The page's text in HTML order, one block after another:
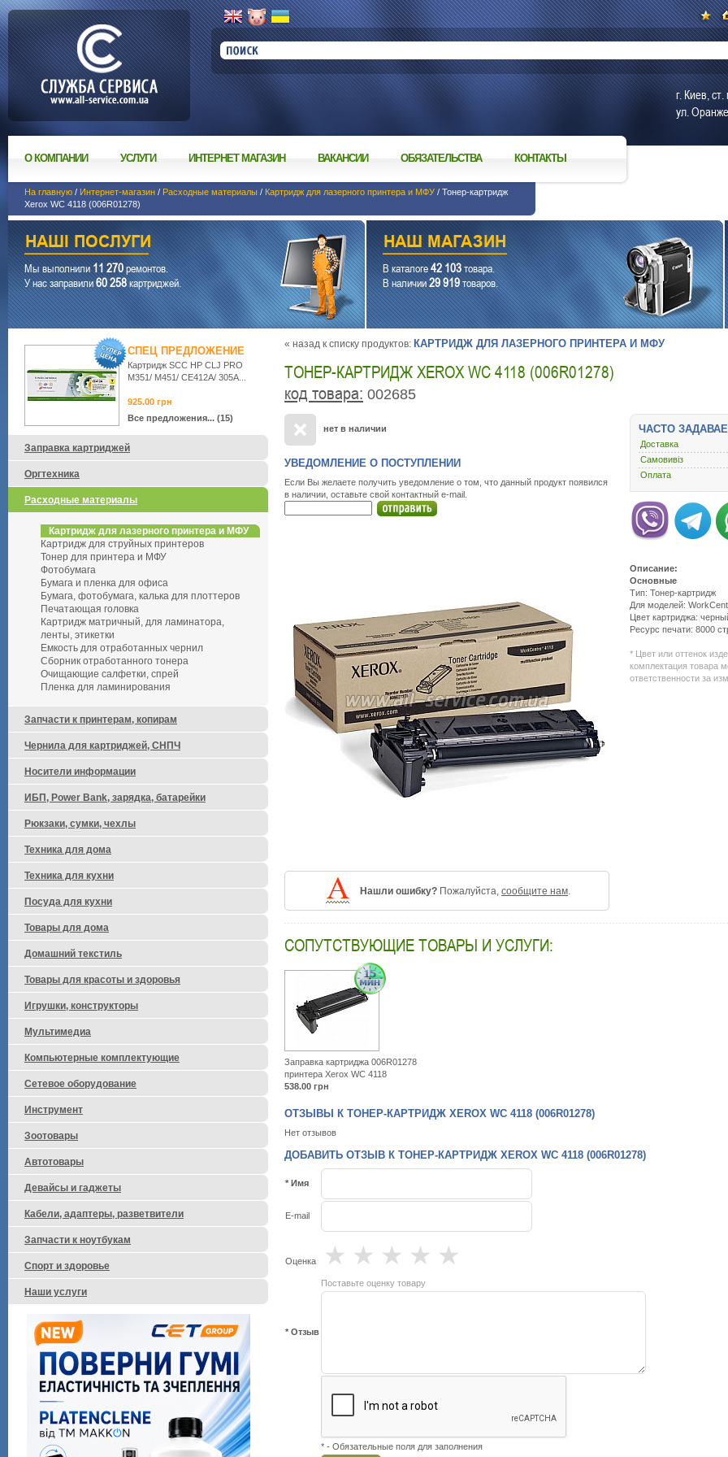
О КОМПАНИИ УСЛУГИ ИНТЕРНЕТ МАГАЗИН ВАКАНСИИ ОБЯЗАТЕЛЬСТВА КОНТАКТЫ
На главную / Интернет-магазин / Расходные материалы / Картридж для лазерного принтера и МФУ / Тонер-картридж
Xerox WC 4118 (006R01278)
Мы выполнили11 270ремонтов.
У нас заправили60 258картриджей.
В каталоге42 103товара.
В наличии29 919товаров.
« назад к списку продуктов: КАРТРИДЖ ДЛЯ ЛАЗЕРНОГО ПРИНТЕРА И МФУ
ТОНЕР-КАРТРИДЖ XEROX WC 4118 (006R01278)
код товара: 002685
нет в наличии
УВЕДОМЛЕНИЕ О ПОСТУПЛЕНИИ
Если Вы желаете получить уведомление о том, что данный продукт появился
в наличии, оставьте свой контактный e-mail.
Нашли ошибку? Пожалуйста, сообщите нам.
ЧАСТО
Доставка
Самовивіз
Оплата
Описание:
Основные
Тип: Тонер-картридж
Для моделей:
Цвет картриджа:
Ресурс печати: 8000
* Цвет или оттенок
комплектация товара
ответственности за
СОПУТСТВУЮЩИЕ ТОВАРЫ И УСЛУГИ:
Заправка картриджа 006R01278
принтера Xerox WC 4118
538.00 грн
ОТЗЫВЫ К ТОНЕР-КАРТРИДЖ XEROX WC 4118 (006R01278)
Нет отзывов
ДОБАВИТЬ ОТЗЫВ К ТОНЕР-КАРТРИДЖ XEROX WC 4118 (006R01278)
* Имя
E-mail
Оценка ★
★
★
★
★
Поставьте оценку товару
* Отзыв
* - Обязательные поля для заполнения
СПЕЦ ПРЕДЛОЖЕНИЕ
Картридж SCC HP CLJ PRO
M351/ M451/ CE412A/ 305A...
925.00 грн
Все предложения... (15)
Заправка картриджей
Оргтехника
Расходные материалы
Картридж для лазерного принтера и МФУ
Картридж для струйных принтеров
Тонер для принтера и МФУ
Фотобумага
Бумага и пленка для офиса
Бумага, фотобумага, калька для плоттеров
Печатающая головка
Картридж матричный, для ламинатора,
ленты, этикетки
Емкость для отработанных чернил
Сборник отработанного тонера
Очищающие салфетки, спрей
Пленка для ламинирования
Запчасти к принтерам, копирам
Чернила для картриджей, СНПЧ
Носители информации
ИБП, Power Bank, зарядка, батарейки
Рюкзаки, сумки, чехлы
Техника для дома
Техника для кухни
Посуда для кухни
Товары для дома
Домашний текстиль
Товары для красоты и здоровья
Игрушки, конструкторы
Мультимедиа
Компьютерные комплектующие
Сетевое оборудование
Инструмент
Зоотовары
Автотовары
Девайсы и гаджеты
Кабели, адаптеры, разветвители
Запчасти к ноутбукам
Спорт и здоровье
Наши услуги
г. Киев,
ул.